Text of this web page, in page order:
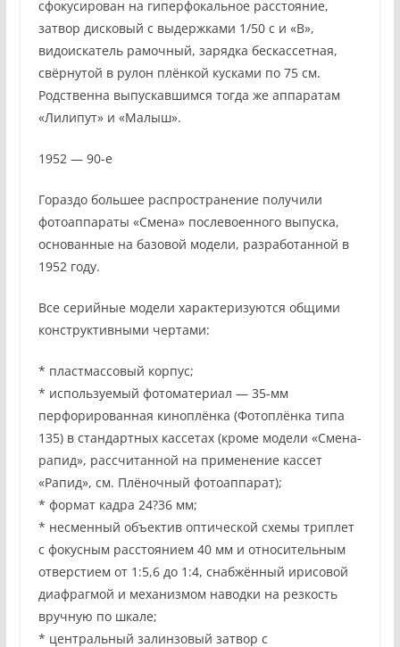
сфокусирован на гиперфокальное расстояние,
затвор дисковый с выдержками 1/50 с и «В»,
видоискатель рамочный, зарядка бескассетная,
свёрнутой в рулон плёнкой кусками по 75 см.
Родственна выпускавшимся тогда же аппаратам
«Лилипут» и «Малыш».
1952 — 90-е
Гораздо большее распространение получили
фотоаппараты «Смена» послевоенного выпуска,
основанные на базовой модели, разработанной в
1952 году.
Все серийные модели характеризуются общими
конструктивными чертами:
* пластмассовый корпус;
* используемый фотоматериал — 35-мм
перфорированная киноплёнка (Фотоплёнка типа
135) в стандартных кассетах (кроме модели «Смена-
рапид», рассчитанной на применение кассет
«Рапид», см. Плёночный фотоаппарат);
* формат кадра 24?36 мм;
* несменный объектив оптической схемы триплет
с фокусным расстоянием 40 мм и относительным
отверстием от 1:5,6 до 1:4, снабжённый ирисовой
диафрагмой и механизмом наводки на резкость
вручную по шкале;
* центральный залинзовый затвор с